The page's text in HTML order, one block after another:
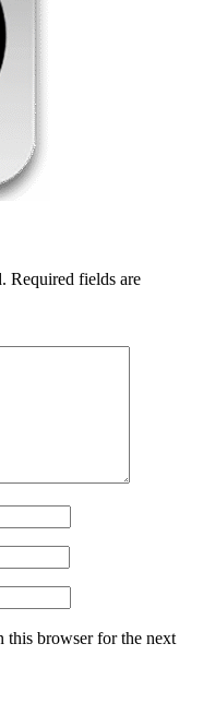
Required fields are
this browser for the next